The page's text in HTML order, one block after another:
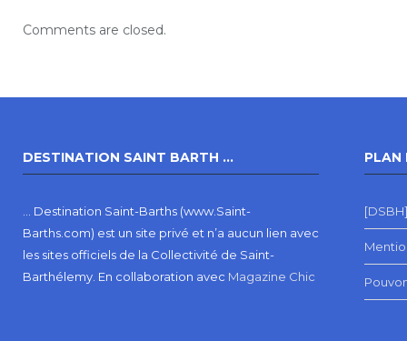
Comments are closed.
DESTINATION SAINT BARTH …
… Destination Saint-Barths (www.Saint-
Barths.com) est un site privé et n’a aucun lien avec
les sites officiels de la Collectivité de Saint-
Barthélemy. En collaboration avec Magazine Chic
PLAN